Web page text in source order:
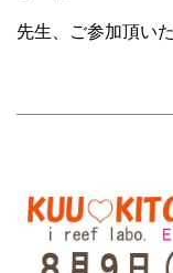
先生、ご参加頂い